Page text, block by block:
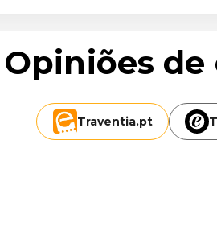
Opiniões
Traventia.pt